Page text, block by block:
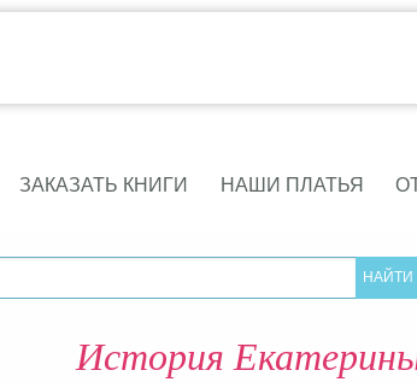
ЗАКАЗАТЬ КНИГИ НАШИ ПЛАТЬЯ
История